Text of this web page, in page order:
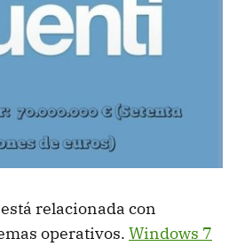
relacionada con
operativos. Windows 7